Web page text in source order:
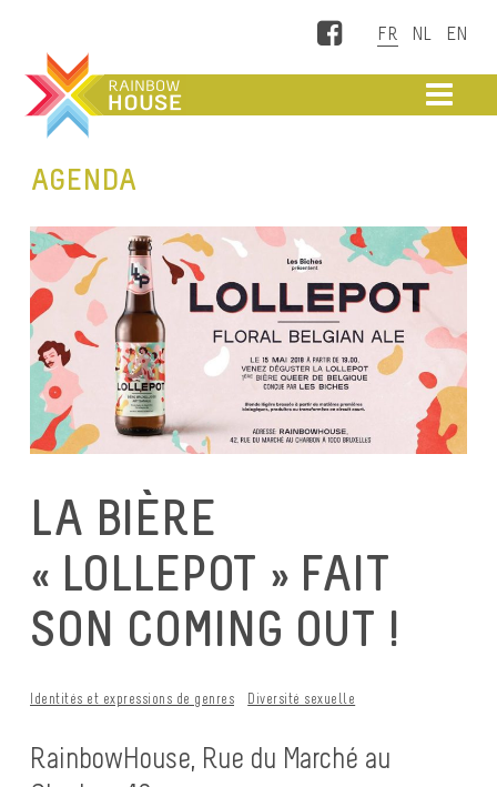
Facebook
AGENDA
LA BIÈRE
« LOLLEPOT » FAIT
SON COMING OUT !
Identités et expressions de genres Diversité sexuelle
RainbowHouse, Rue du Marché au